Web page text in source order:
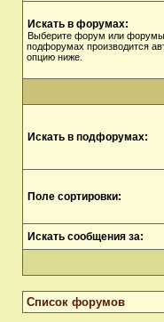
Искать в форумах:
Выберите форум или форумы,
подфорумах производится
опцию ниже.
Искать в подфорумах:
Поле сортировки:
Искать сообщения за:
Список форумов